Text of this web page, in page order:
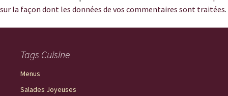
sur la façon dont les données de vos commentaires sont traitées.
Tags Cuisine
Menus
Salades Joyeuses